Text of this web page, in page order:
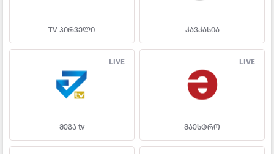
TV პირველი კავკასია
LIVE
მეგა tv
LIVE
მაესტრო